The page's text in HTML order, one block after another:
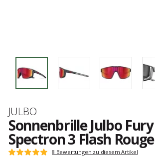
Marke
JULBO
Sonnenbrille Julbo
Spectron 3 Flash Rouge
Kundenbewertungen
Note:
8 Bewertungen zu diesem Artikel